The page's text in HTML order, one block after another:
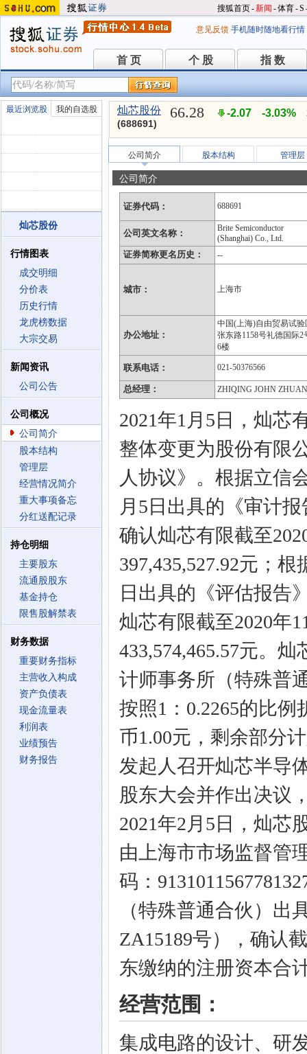
搜狐首页-新闻 -体育-S
意见反馈 手机随时随地看行情
首 页
首 页 个 股
个 股 指 数
指 数
最近浏览股 我的自选股
灿芯股份
行情图表
成交明细
分价表
历史行情
龙虎榜数据
大宗交易
新闻资讯
公司公告
公司概况
公司简介
股本结构
管理层
经营情况简介
重大事项备忘
分红送配记录
持仓明细
主要股东
流通股股东
基金持仓
限售股解禁表
财务数据
重要财务指标
主营收入构成
资产负债表
现金流量表
利润表
业绩预告
财务报告
灿芯股份
(688691)
66.28 -2.07 -3.03%
公司简介 股本结构 管理层
公司简介
证券代码： 688691
公司英文名称：
Brite Semiconductor
(Shanghai) Co., Ltd.
证券简称更名历史： --
城市： 上海市
办公地址：
中国(上海)自由贸易试验
张东路1158号礼德国际2
6楼
联系电话： 021-50376566
总经理： ZHIQING JOHN
2021年1月5日，灿芯
整体变更为股份有限
人协议》。根据立信
月5日出具的《审计
确认灿芯有限截至
397,435,527.92元；
日出具的《评估报告
灿芯有限截至2020年
433,574,465.57元。
计师事务所（特殊普
按照1：0.2265的比例
币1.00元，剩余部分
发起人召开灿芯半导
股东大会并作出决议
2021年2月5日，灿芯
由上海市市场监督管
码：
（特殊普通合伙）出
ZA15189号），确认
东缴纳的注册资本合
经营范围：
集成电路的设计、研